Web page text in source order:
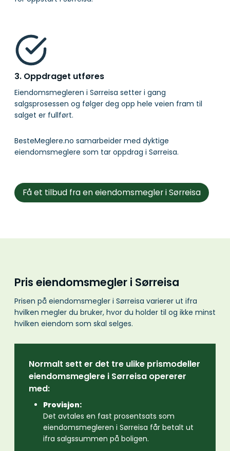
3. Oppdraget utføres
Eiendomsmegleren i Sørreisa setter i gang
salgsprosessen og følger deg opp hele veien fram til
salget er fullført.
BesteMeglere.no samarbeider med dyktige
eiendomsmeglere som tar oppdrag i Sørreisa.
Få et tilbud fra en eiendomsmegler i Sørreisa
Pris eiendomsmegler i Sørreisa
Prisen på eiendomsmegler i Sørreisa varierer ut ifra
hvilken megler du bruker, hvor du holder til og ikke minst
hvilken eiendom som skal selges.
Normalt sett er det tre ulike prismodeller
eiendomsmeglere i Sørreisa opererer
med:
Provisjon:
Det avtales en fast prosentsats som
eiendomsmegleren i Sørreisa får betalt ut
ifra salgssummen på boligen.